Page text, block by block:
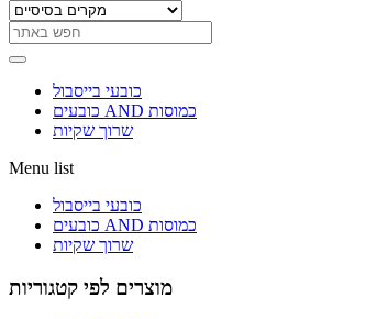
כובעי בייסבול
כובעים AND כמוסות
שרוך שקיות
Menu list
כובעי בייסבול
כובעים AND כמוסות
שרוך שקיות
מוצרים לפי קטגוריות